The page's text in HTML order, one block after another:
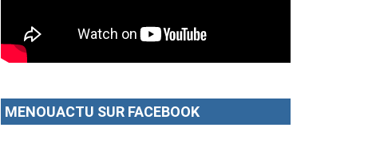
MENOUACTU SUR FACEBOOK